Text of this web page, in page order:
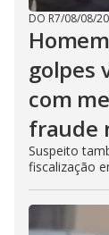
DO R7/08/08/
golpes
com
fraude
Suspeito
fiscalização